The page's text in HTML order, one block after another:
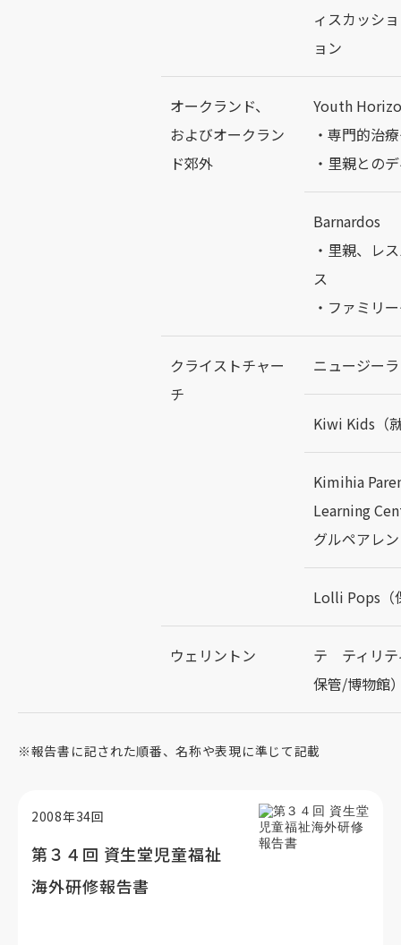
ィスカッシ
ョン
オークランド、
およびオークラン
ド郊外
Youth
・専門的治
・里親との
Barnardos
・里親、レ
ス
・ファミリ
クライストチャー
チ
ニュージー
Kiwi Kids（
Kimihia
Learning
グルペアレ
Lolli Pops（
ウェリントン
テ ティリ
保管/博物館
※報告書に記された順番、名称や表現に準じて記載
2008年34回
第３４回 資生堂児童福祉
海外研修報告書